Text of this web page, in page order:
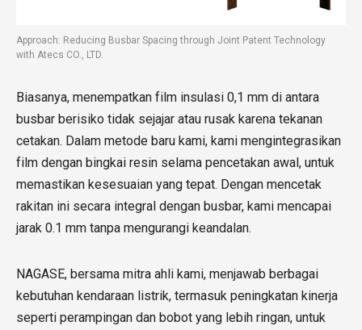
Approach: Reducing Busbar Spacing through Joint Patent Technology
with Atecs CO., LTD.
Biasanya, menempatkan film insulasi 0,1 mm di antara
busbar berisiko tidak sejajar atau rusak karena tekanan
cetakan. Dalam metode baru kami, kami mengintegrasikan
film dengan bingkai resin selama pencetakan awal, untuk
memastikan kesesuaian yang tepat. Dengan mencetak
rakitan ini secara integral dengan busbar, kami mencapai
jarak 0.1 mm tanpa mengurangi keandalan.
NAGASE, bersama mitra ahli kami, menjawab berbagai
kebutuhan kendaraan listrik, termasuk peningkatan kinerja
seperti perampingan dan bobot yang lebih ringan, untuk